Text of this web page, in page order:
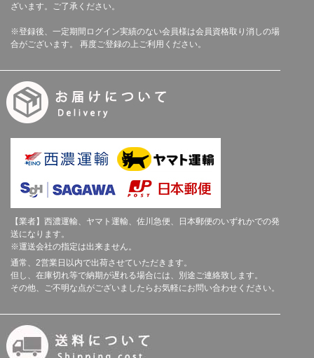
ざいます。ご了承ください。
※登録後、一定期間ログイン実績のない会員様は会員資格取り消しの場
合がございます。 再度ご登録の上ご利用ください。
【業者】西濃運輸、ヤマト運輸、佐川急便、日本郵便のいずれかでの発
送になります。
※運送会社の指定は出来ません。
通常、2営業日以内で出荷させていただきます。
但し、在庫切れ等で納期が遅れる場合には、別途ご連絡致します。
その他、ご不明な点がございましたらお気軽にお問い合わせください。